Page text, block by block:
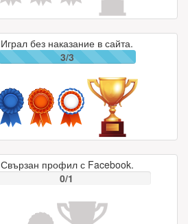
Играл без наказание в сайта.
3/3
Свързан профил с Facebook.
0/1